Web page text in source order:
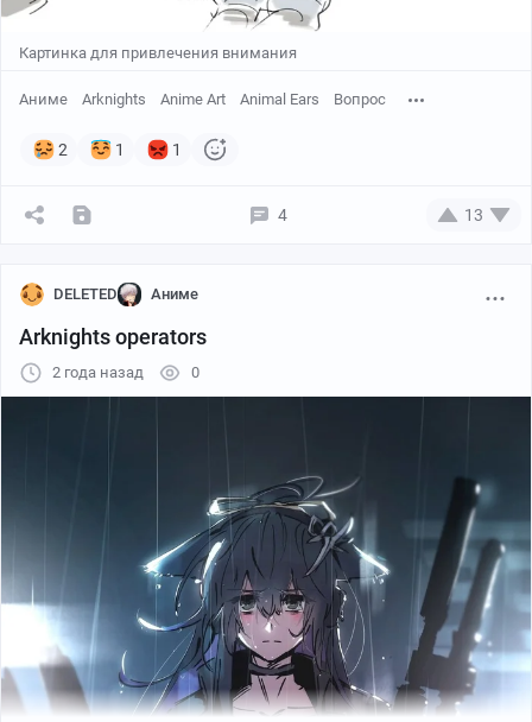
Creator:
Картинка для привлечения внимания
Аниме Arknights Anime Art Animal Ears Вопрос
2 1 1
4 13
DELETED Аниме
Arknights operators
2 года назад 0